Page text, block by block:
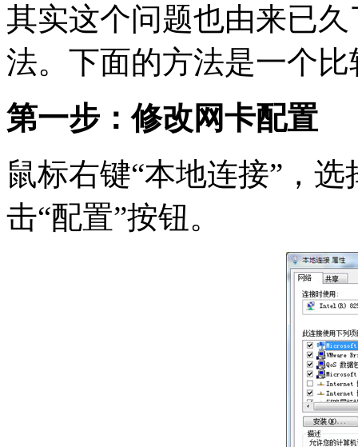
其实这个问题也由来已
法。下面的方法是一个
第一步：修改网卡配置
鼠标右键“本地连接”，
击“配置”按钮。